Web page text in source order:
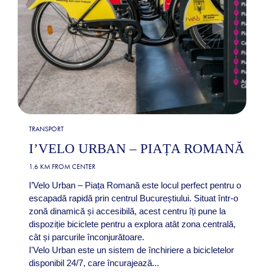
TRANSPORT
I’VELO URBAN – PIAȚA ROMANĂ
1.6 KM FROM CENTER
I’Velo Urban – Piața Romană este locul perfect pentru o
escapadă rapidă prin centrul Bucureștiului. Situat într-o
zonă dinamică și accesibilă, acest centru îți pune la
dispoziție biciclete pentru a explora atât zona centrală,
cât și parcurile înconjurătoare.
I'Velo Urban este un sistem de închiriere a bicicletelor
disponibil 24/7, care încurajează...